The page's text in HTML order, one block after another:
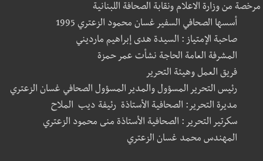
مرخصة من وزارة الاعلام ونقابة الصحافة اللبنانية
أسسها الصحافي السفير غسان محمود الزعتري 1995
صاحبة الإمتياز : السيدة هدى إبراهيم مارديني
المشرفة العامة الحاجة نشأت عمر حمزة
فريق العمل وهيئة التحرير
رئيس التحرير المسؤول والمدير المسؤول الصحافي غسان الزعتري
مديرة التحرير: الصحافية الأستاذة رئيفة ديب الملاح
سكرتير التحرير : الصحافية الأستاذة منى محمود الزعتري
المهندس محمد غسان الزعتري